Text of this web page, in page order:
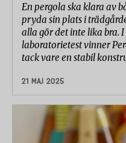
En pergola ska klara av
pryda sin plats i
alla gör det inte lika bra.
laboratorietest vinner
tack vare en stabil
21 MAJ 2025